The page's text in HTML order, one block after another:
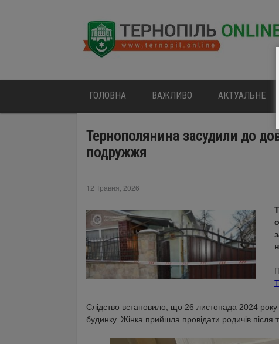
ГОЛОВНА ВАЖЛИВО АКТУАЛЬНЕ
Тернополянина засудили до
подружжя
12 Травня, 2026
Слідство встановило, що 26 листопада 2024
будинку. Жінка прийшла провідати родичів після